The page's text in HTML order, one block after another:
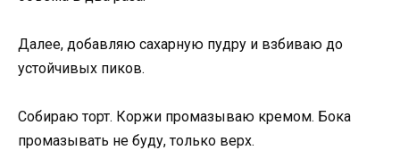
Далее, добавляю сахарную пудру и взбиваю до
устойчивых пиков.
Собираю торт. Коржи промазываю кремом. Бока
промазывать не буду, только верх.